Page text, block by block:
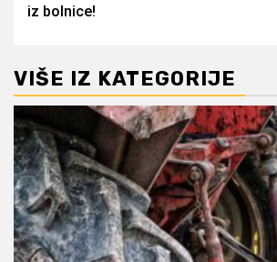
iz bolnice!
VIŠE IZ KATEGORIJE